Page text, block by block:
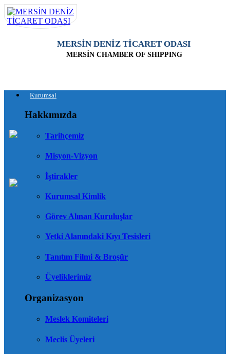
MERSİN DENİZ TİCARET ODASI
MERSİN CHAMBER OF SHIPPING
Kurumsal
Hakkımızda
Tarihçemiz
Misyon-Vizyon
İştirakler
Kurumsal Kimlik
Görev Alınan Kuruluşlar
Yetki Alanındaki Kıyı Tesisleri
Tanıtım Filmi & Broşür
Üyeliklerimiz
Organizasyon
Meslek Komiteleri
Meclis Üyeleri